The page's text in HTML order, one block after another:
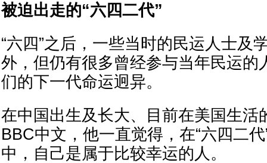
被迫出走的“六四二代”
“六四”之后，一些当时的民运人士及
外，但仍有很多曾经参与当年民运的
们的下一代命运迥异。
在中国出生及长大、目前在美国生活
BBC中文，他一直觉得，在“六四二
中，自己是属于比较幸运的人。